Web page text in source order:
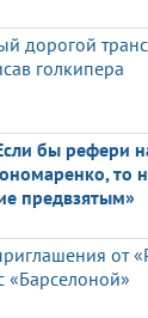
дорогой
голкипера
бы рефери
то
предвзятым»
от
«Барселоной»